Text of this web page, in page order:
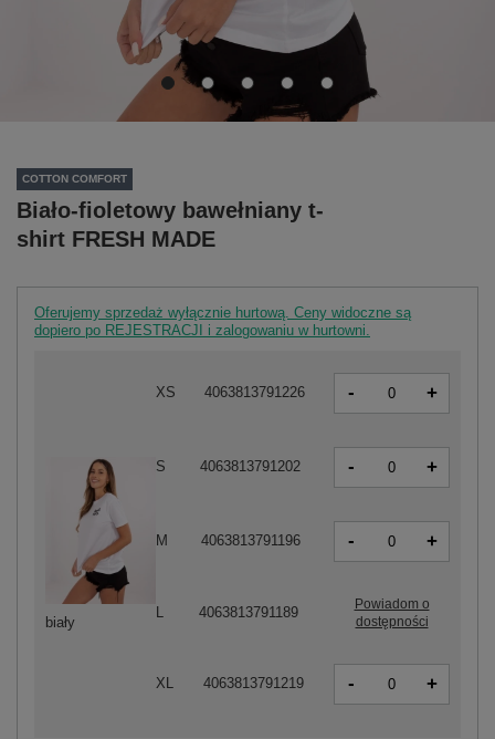
COTTON COMFORT
Biało-fioletowy bawełniany t-
shirt FRESH MADE
Oferujemy sprzedaż wyłącznie hurtową. Ceny widoczne są
dopiero po REJESTRACJI i zalogowaniu w hurtowni.
biały
XS 4063813791226 - +
S 4063813791202 - +
M 4063813791196 - +
4063813791189
Powiadom o
dostępności
XL 4063813791219 - +